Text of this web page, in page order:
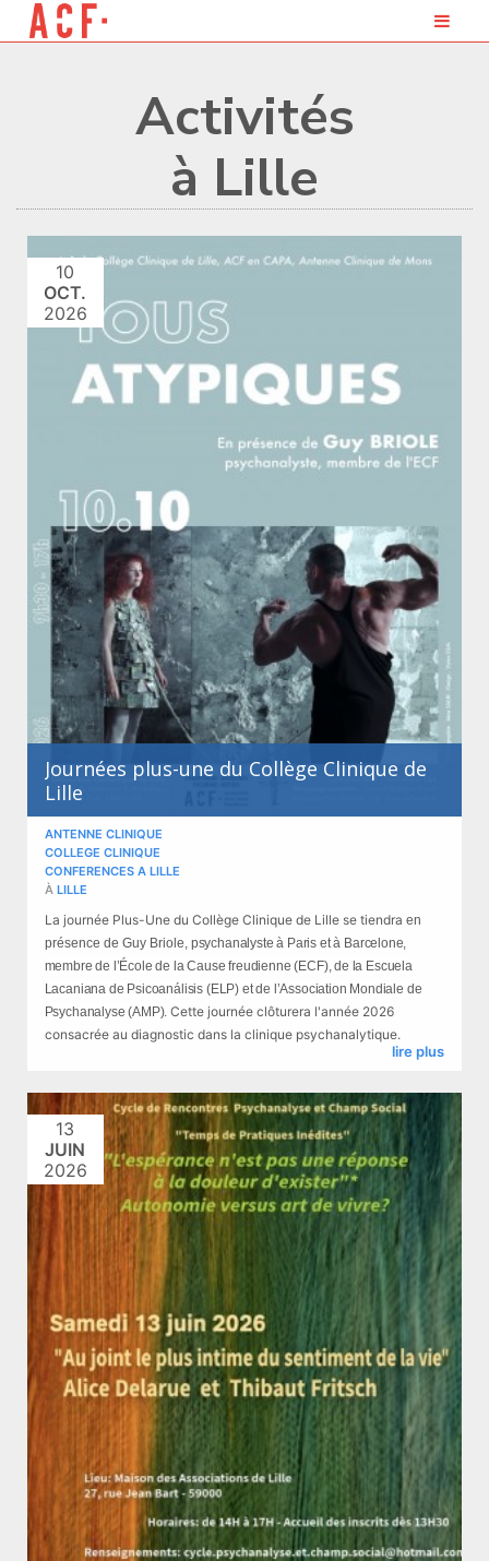
Activités
à Lille
10
OCT.
2026
Journées plus-une du Collège Clinique de
Lille
ANTENNE CLINIQUE
COLLEGE CLINIQUE
CONFERENCES A LILLE
À LILLE
La journée Plus-Une du Collège Clinique de Lille se tiendra en
présence de Guy Briole, psychanalyste à Paris et à Barcelone,
membre de l’École de la Cause freudienne (ECF), de la Escuela
Lacaniana de Psicoanálisis (ELP) et de l’Association Mondiale de
Psychanalyse (AMP).Cette journée clôturera l'année 2026
consacrée au diagnostic dans la clinique psychanalytique.
lire plus
13
JUIN
2026